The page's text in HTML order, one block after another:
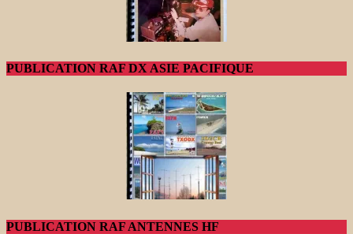
PUBLICATION RAF DX ASIE PACIFIQUE
PUBLICATION RAF ANTENNES HF